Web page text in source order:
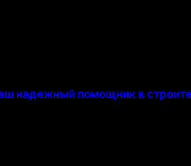
надежный помощник в